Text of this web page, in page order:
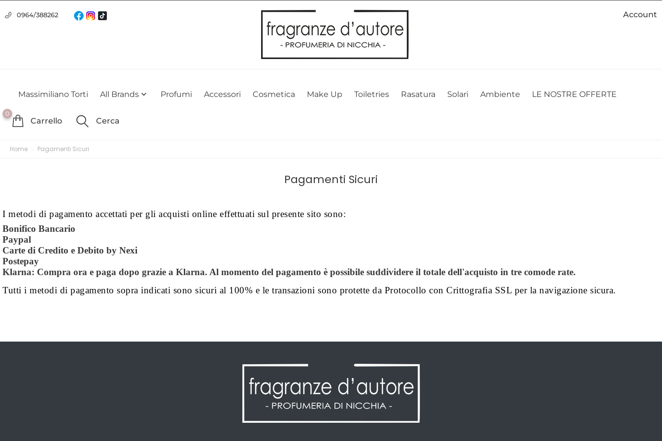
Usiamo i cookie
Utilizziamo i cookie per offrirti la migliore esperienza possibile sul nostro sito web. Cliccando su OK, acconsenti alla nostra politica sui cookie. Se desideri modificare le tue preferenze sui cookie, puoi
0964/388262 Account
Massimiliano Torti All Brands  Profumi Accessori Cosmetica Make Up Toiletries Rasatura Solari Ambiente LE NOSTRE OFFERTE
0
Carrello Cerca
Home Pagamenti Sicuri
Pagamenti Sicuri
I metodi di pagamento accettati per gli acquisti online effettuati sul presente sito sono:
Bonifico Bancario
Paypal
Carte di Credito e Debito by Nexi
Postepay
Klarna: Compra ora e paga dopo grazie a Klarna. Al momento del pagamento è possibile suddividere il totale dell'acquisto in tre comode rate.
Tutti i metodi di pagamento sopra indicati sono sicuri al 100% e le transazioni sono protette da Protocollo con Crittografia SSL per la navigazione sicura.